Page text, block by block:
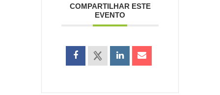
COMPARTILHAR ESTE
EVENTO